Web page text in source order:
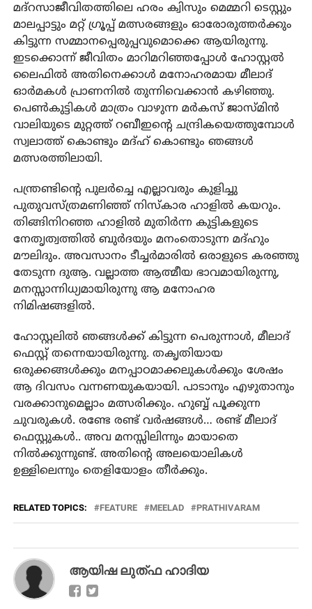
മദ്റസാജീവിതത്തിലെ ഹരം ക്വിസും മെമ്മറി ടെസ്റ്റും
മാലപ്പാട്ടും മറ്റ് ഗ്രൂപ്പ്‌ മത്സരങ്ങളും ഓരോരുത്തർക്കും
കിട്ടുന്ന സമ്മാനപ്പെരുപ്പവുമൊക്കെ ആയിരുന്നു.
ഇടക്കൊന്ന് ജീവിതം മാറിമറിഞ്ഞപ്പോൾ ഹോസ്റ്റൽ
ലൈഫിൽ അതിനെക്കാൾ മനോഹരമായ മീലാദ്
ഓർമകൾ പ്രാണനിൽ തുന്നിവെക്കാൻ കഴിഞ്ഞു.
പെൺകുട്ടികൾ മാത്രം വാഴുന്ന മർകസ് ജാസ്മിൻ
വാലിയുടെ മുറ്റത്ത് റബീഇന്റെ ചന്ദ്രികയെത്തുമ്പോൾ
സ്വലാത്ത് കൊണ്ടും മദ്ഹ് കൊണ്ടും ഞങ്ങൾ
മത്സരത്തിലായി.
പന്ത്രണ്ടിന്റെ പുലർച്ചെ എല്ലാവരും കുളിച്ചു
പുതുവസ്ത്രമണിഞ്ഞ് നിസ്കാര ഹാളിൽ കയറും.
തിങ്ങിനിറഞ്ഞ ഹാളിൽ മുതിർന്ന കുട്ടികളുടെ
നേതൃത്വത്തിൽ ബുർദയും മനംതൊടുന്ന മദ്ഹും
മൗലിദും. അവസാനം ടീച്ചർമാരിൽ ഒരാളുടെ കരഞ്ഞു
തേടുന്ന ദുആ. വല്ലാത്ത ആത്മീയ ഭാവമായിരുന്നു,
മനസ്സാന്നിധ്യമായിരുന്നു ആ മനോഹര
നിമിഷങ്ങളിൽ.
ഹോസ്റ്റലിൽ ഞങ്ങൾക്ക് കിട്ടുന്ന പെരുന്നാൾ, മീലാദ്
ഫെസ്റ്റ് തന്നെയായിരുന്നു. തകൃതിയായ
ഒരുക്കങ്ങൾക്കും മനപ്പാഠമാക്കലുകൾക്കും ശേഷം
ആ ദിവസം വന്നണയുകയായി. പാടാനും എഴുതാനും
വരക്കാനുമെല്ലാം മത്സരിക്കും. ഹുബ്ബ്‌ പൂക്കുന്ന
ചുവരുകൾ. രണ്ടേ രണ്ട് വർഷങ്ങൾ… രണ്ട് മീലാദ്
ഫെസ്റ്റുകൾ.. അവ മനസ്സിലിന്നും മായാതെ
നിൽക്കുന്നുണ്ട്. അതിന്റെ അലയൊലികൾ
ഉള്ളിലെന്നും തെളിയോളം തീർക്കും.
RELATED TOPICS: FEATURE MEELAD PRATHIVARAM
ആയിഷ ലുത്ഫ ഹാദിയ